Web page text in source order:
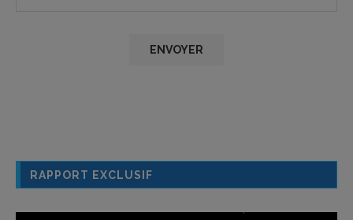
RAPPORT EXCLUSIF